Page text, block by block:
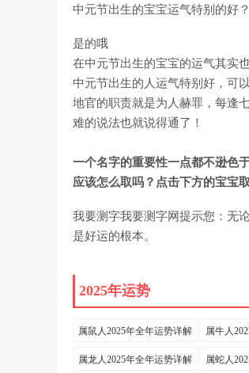
中元节出生的宝宝运气特别的好？
是的哦
在中元节出生的宝宝的运气其实
中元节出生的人运气特别好，可
地官的职责就是为人赫罪，每逢
难的说法也就说得通了！
一个名字的重要性一点都不逊色
应该怎么取吗？点击下方的宝宝取
我要测字我要测字网提示您：无
是好运的根本。
2025年运势
属鼠人2025年全年运势详解 属牛人
属龙人2025年全年运势详解 属蛇人